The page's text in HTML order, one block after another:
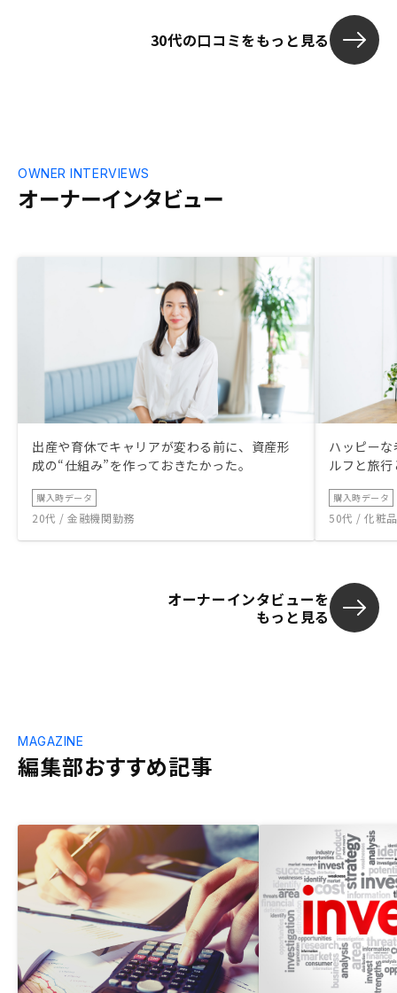
た。今後とも宜しくお願い致します。
30代の口コミをもっと見る
オーナーインタビュー
OWNER INTERVIEWS
出産や育休でキャリアが変わる前に、資産形
成の“仕組み”を作っておきたかった。
購入時データ
20代 / 金融機関勤務
ハッピー
ルフと旅
購入時データ
50代 / 化粧
オーナーインタビューを
もっと見る
編集部おすすめ記事
MAGAZINE